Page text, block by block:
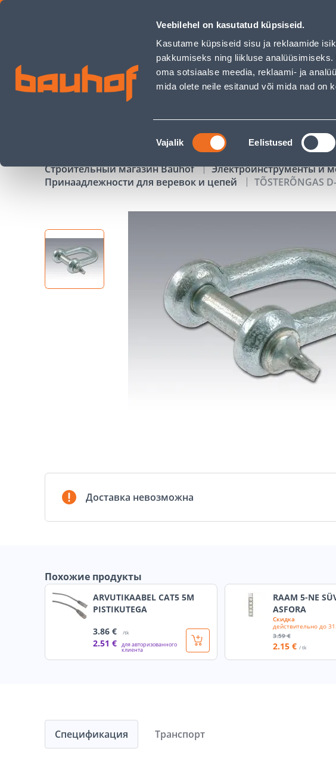
Veebilehel on kasutatud küpsiseid.
Kasutame küpsiseid sisu ja reklaamide
pakkumiseks ning liikluse
oma sotsiaalse meedia, reklaami- ja
mida olete neile esitanud või mida nad on
Nõusoleku
valik
Vajalik Eelistused
TÕSTERÕNGAS D-TÜÜP 5MM TSINKKATTEGA - Bauhof has loaded
Обслуживание бизнес-клиентов Обслуживание
АКЦИИ КАТАЛОГИ
Строительный магазин Bauhof Электроинструменты и
Принаадлежности для веревок и цепей
TÕSTERÕNGAS
Доставка невозможна
Похожие продукты
ARVUTIKAABEL CAT5 5M
PISTIKUTEGA
3.86 € /tk
2.51 € для авторизованного
клиента
RAAM 5-NE
ASFORA
Скидка
действительно до
3.59 €
2.15 € / tk
Спецификация Транспорт